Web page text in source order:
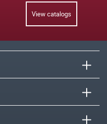
View catalogs